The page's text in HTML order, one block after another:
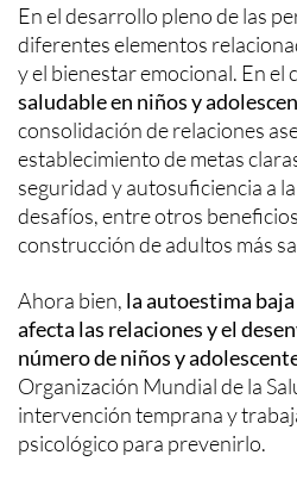
En el desarrollo pleno de las
diferentes elementos
y el bienestar emocional. En el
saludable en niños y
consolidación de relaciones
establecimiento de metas
seguridad y autosuficiencia a
desafíos, entre otros
construcción de adultos más
Ahora bien, la autoestima
afecta las relaciones y el
número de niños y
Organización Mundial de la
intervención temprana y
psicológico para prevenirlo.